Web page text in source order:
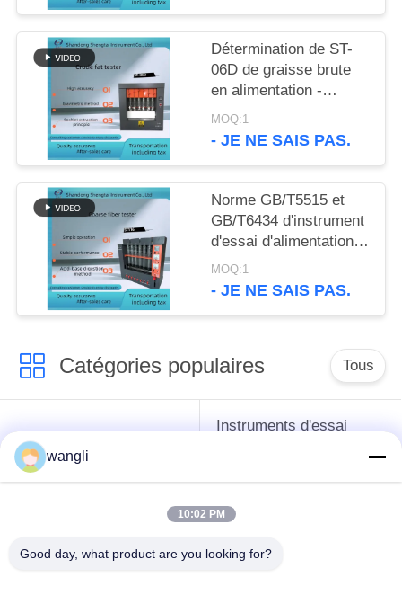
Détermination de ST-
06D de graisse brute
en alimentation -
plaque de chauffage
électrique avec la
MOQ:1
- JE NE SAIS PAS.
Norme GB/T5515 et
GB/T6434 d'instrument
d'essai d'alimentation
d'appareil de contrôle
de fibres brutes
MOQ:1
- JE NE SAIS PAS.
Catégories populaires Tous
instruments de essai
de pétrole
Instruments d'essai
graisse
Équipement d'essai
d'huile de
wangli
10:02 PM
Good day, what product are you looking for?